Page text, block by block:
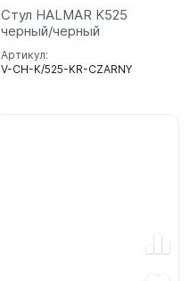
Стул HALMAR K525
черный/черный
Артикул:
V-CH-K/525-KR-CZARNY